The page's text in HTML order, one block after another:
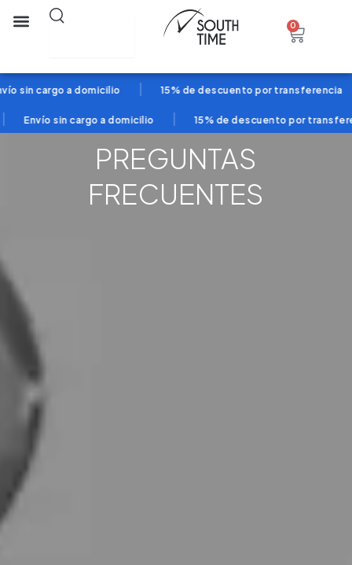
Search 0
Cart
sin cargo a domicilio 15% de descuento por transferencia
Envío sin cargo a domicilio 15% de descuento por
PREGUNTAS
FRECUENTES